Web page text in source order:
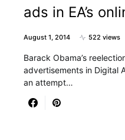
ads in EA’s
August 1, 2014 522 views
Barack Obama’s
advertisements in Digital
an attempt…